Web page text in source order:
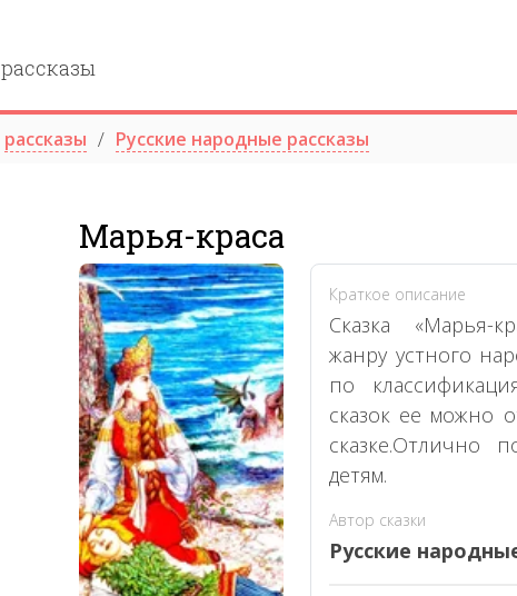
рассказы
рассказы Русские народные рассказы
Марья-краса
Краткое описание
Сказка «Марья-
жанру устного
по
сказок ее можно
сказке.Отлично
детям.
Автор сказки
Русские